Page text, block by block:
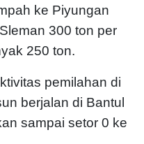
ke Piyungan
300 ton per
250 ton.
pemilahan di
berjalan di Bantul
sampai setor 0 ke